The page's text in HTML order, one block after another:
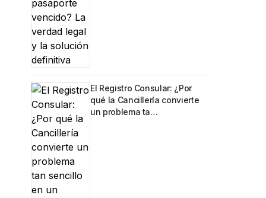
El Registro Consular: ¿Por
qué la Cancillería convierte
un problema ta…